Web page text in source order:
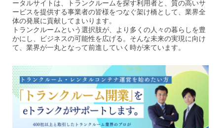
ータルサイトは、トランクルームを探す利用者と、質の高いサ
ービスを提供する事業者の皆様をつなぐ架け橋として、業界全
体の発展に貢献してまいります。
トランクルームという選択肢が、より多くの人々の暮らしを豊
かにし、ビジネスの可能性を広げる。そんな未来の実現に向け
て、業界が一丸となって前進していく時が来ています。